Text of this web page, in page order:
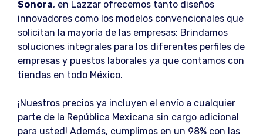
Sonora, en Lazzar ofrecemos tanto diseños
innovadores como los modelos convencionales que
solicitan la mayoría de las empresas: Brindamos
soluciones integrales para los diferentes perfiles de
empresas y puestos laborales ya que contamos con
tiendas en todo México.
¡Nuestros precios ya incluyen el envío a cualquier
parte de la República Mexicana sin cargo adicional
para usted! Además, cumplimos en un 98% con las